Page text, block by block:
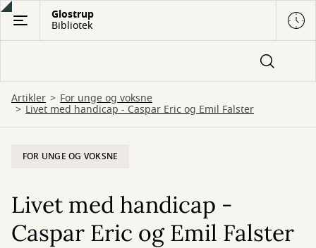
Gå
hovedindhold
Glostrup
Bibliotek
Artikler For unge og voksne
Livet med handicap - Caspar Eric og Emil Falster
FOR UNGE OG VOKSNE
Livet med handicap -
Caspar Eric og Emil Falster